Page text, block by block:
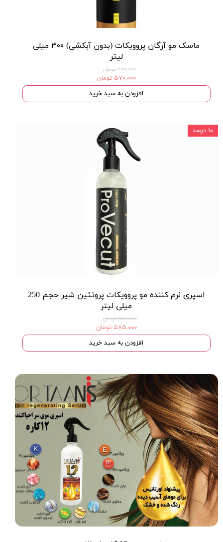
ماسک مو آرگان پروویکات (بدون آبکشی) ۳۰۰ میلی
لیتر
۶۰۰,۰۰۰ تومان
۵۷۰,۰۰۰ تومان
افزودن به سبد خرید
اسپری نرم کننده مو پروویکات پروتئین شیر حجم 250
میلی لیتر
۶۵۰,۰۰۰ تومان
۵۸۵,۰۰۰ تومان
افزودن به سبد خرید
۱۰ درصد